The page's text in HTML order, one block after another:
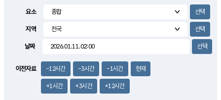
1.9m/s
14.5
요소
지역
날짜
이전자료 -12시간 -3시간 -1시간 현재
+1시간 +3시간 +12시간